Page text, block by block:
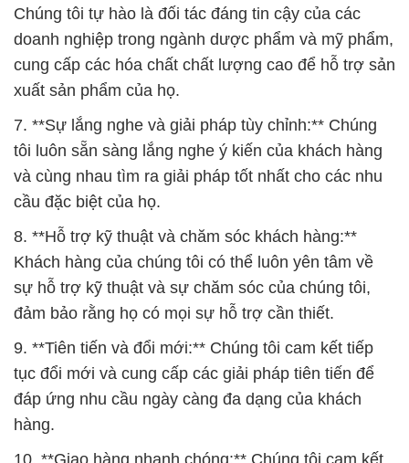
Chúng tôi tự hào là đối tác đáng tin cậy của các
doanh nghiệp trong ngành dược phẩm và mỹ phẩm,
cung cấp các hóa chất chất lượng cao để hỗ trợ sản
xuất sản phẩm của họ.
7. **Sự lắng nghe và giải pháp tùy chỉnh:** Chúng
tôi luôn sẵn sàng lắng nghe ý kiến của khách hàng
và cùng nhau tìm ra giải pháp tốt nhất cho các nhu
cầu đặc biệt của họ.
8. **Hỗ trợ kỹ thuật và chăm sóc khách hàng:**
Khách hàng của chúng tôi có thể luôn yên tâm về
sự hỗ trợ kỹ thuật và sự chăm sóc của chúng tôi,
đảm bảo rằng họ có mọi sự hỗ trợ cần thiết.
9. **Tiên tiến và đổi mới:** Chúng tôi cam kết tiếp
tục đổi mới và cung cấp các giải pháp tiên tiến để
đáp ứng nhu cầu ngày càng đa dạng của khách
hàng.